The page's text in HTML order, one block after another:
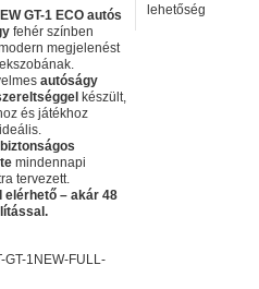
GT-1 ECO autós
fehér színben
megjelenést
autóságy
készült,
és játékhoz
mindennapi
tervezett.
elérhető – akár 48
GT-1NEW-FULL-
lehetőség